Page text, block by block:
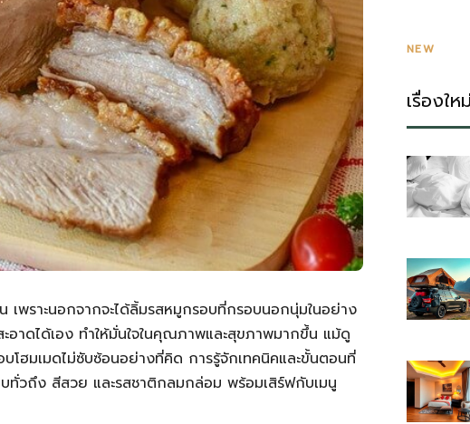
เพราะนอกจากจะได้ลิ้มรสหมูกรอบที่กรอบนอกนุ่มในอย่าง
าดได้เอง ทำให้มั่นใจในคุณภาพและสุขภาพมากขึ้น แม้ดู
โฮมเมดไม่ซับซ้อนอย่างที่คิด การรู้จักเทคนิคและขั้นตอนที่
ทั่วถึง สีสวย และรสชาติกลมกล่อม พร้อมเสิร์ฟกับเมนู
NEW
เรื่องใ